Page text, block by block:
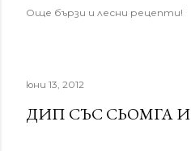
Още бързи и лесни рецепти!
юни 13, 2012
ДИП СЪС СЬОМГА